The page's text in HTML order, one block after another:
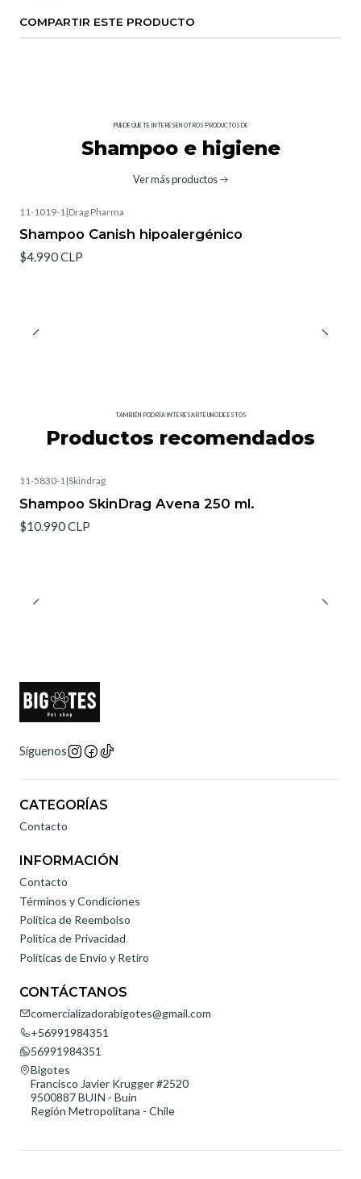
COMPARTIR ESTE PRODUCTO
PUEDE QUE TE INTERESEN OTROS PRODUCTOS DE
Shampoo e higiene
Ver más productos
11-1019-1|Drag Pharma
Shampoo Canish hipoalergénico
$4.990 CLP
TAMBIÉN PODRÍA INTERESARTE UNO DE ESTOS
Productos recomendados
11-5830-1|Skindrag
Shampoo SkinDrag Avena 250 ml.
$10.990 CLP
Síguenos
CATEGORÍAS
Contacto
INFORMACIÓN
Contacto
Términos y Condiciones
Política de Reembolso
Política de Privacidad
Políticas de Envío y Retiro
CONTÁCTANOS
comercializadorabigotes@gmail.com
+56991984351
56991984351
Bigotes
Francisco Javier Krugger #2520
9500887 BUIN - Buin
Región Metropolitana - Chile